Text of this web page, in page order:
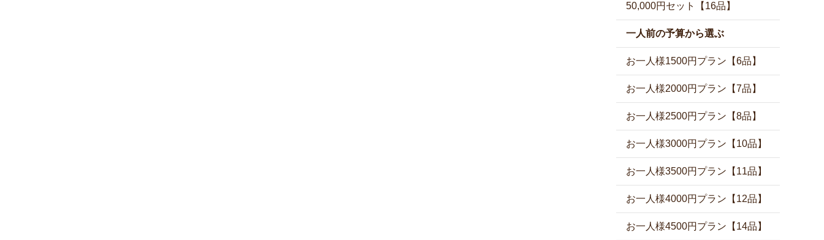
50,000円セット【16品】
一人前の予算から選ぶ
お一人様1500円プラン【6品】
お一人様2000円プラン【7品】
お一人様2500円プラン【8品】
お一人様3000円プラン【10品】
お一人様3500円プラン【11品】
お一人様4000円プラン【12品】
お一人様4500円プラン【14品】